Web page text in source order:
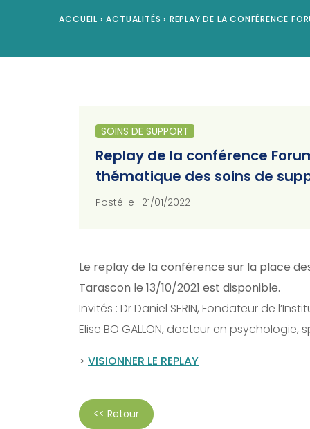
ACCUEIL › ACTUALITÉS › REPLAY DE LA CONFÉRENCE
SOINS DE SUPPORT
Replay de la conférence
thématique des soins de
Posté le : 21/01/2022
Le replay de la conférence sur la place
Tarascon le 13/10/2021 est disponible.
Invités : Dr Daniel SERIN, Fondateur de
Elise BO GALLON, docteur en
> VISIONNER LE REPLAY
<< Retour